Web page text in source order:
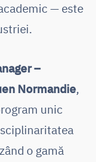
— este
–
Normandie,
unic
o gamă